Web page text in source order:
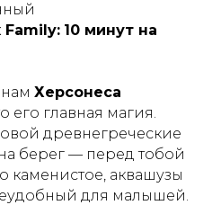
Family: 10 минут на
Херсонеса
его главная магия.
древнегреческие
берег — перед тобой
каменистое, аквашузы
для малышей.